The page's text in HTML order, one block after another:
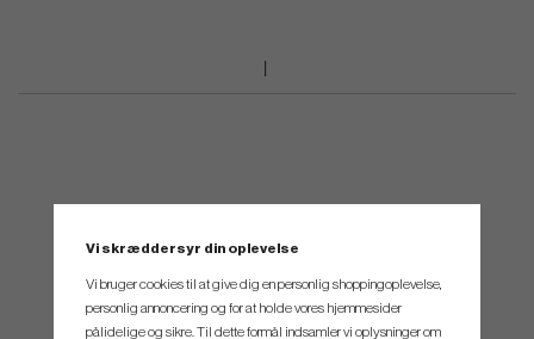
Vi skræddersyr din oplevelse
Vi bruger cookies til at give dig en personlig shoppingoplevelse,
personlig annoncering og for at holde vores hjemmesider
pålidelige og sikre. Til dette formål indsamler vi oplysninger om